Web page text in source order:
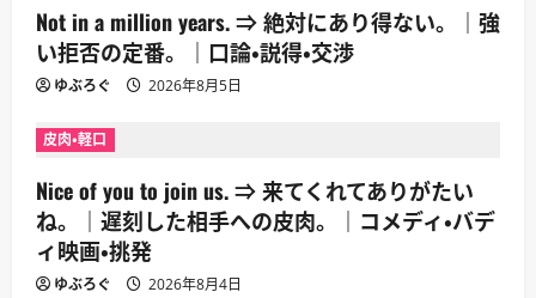
Not in a million years. ⇒ 絶対にあり得ない。｜強
い拒否の定番。｜口論・説得・交渉
ゆぶろぐ 2026年8月5日
皮肉・軽口
Nice of you to join us. ⇒ 来てくれてありがたい
ね。｜遅刻した相手への皮肉。｜コメディ・バデ
ィ映画・挑発
ゆぶろぐ 2026年8月4日